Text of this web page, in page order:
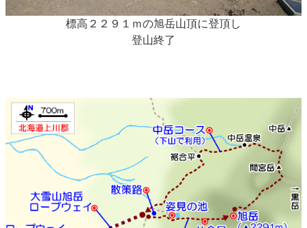
標高２２９１ｍの旭岳山頂に登頂し
登山終了